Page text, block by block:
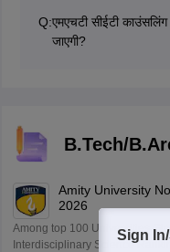
Q:एमएचटी सीईटी
जाएगी?
B.Tech/
Amity University
2026
Among top 100 Universities
Interdisciplinary Science
Sign